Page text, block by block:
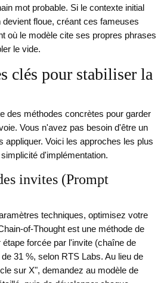
mot probable. Si le contexte initial
floue, créant ces fameuses
où le modèle cite ses propres phrases
le vide.
clés pour stabiliser la
des méthodes concrètes pour garder
Vous n'avez pas besoin d'être un
appliquer. Voici les approches les plus
d'implémentation.
invites (Prompt
techniques, optimisez votre
of-Thought est une méthode de
forcée par l'invite (chaîne de
31 %, selon RTS Labs. Au lieu de
sur X", demandez au modèle de